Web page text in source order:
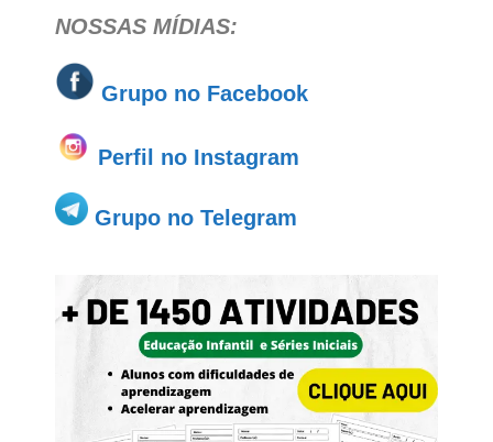
NOSSAS MÍDIAS:
Grupo no Facebook
Perfil no Instagram
Grupo no Telegram